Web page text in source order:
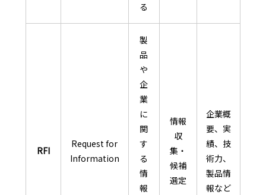
る
RFI
Request for
Information
製
品
や
企
業
に
関
す
る
情
報
情報
収
集・
候補
選定
企業概
要、実
績、技
術力、
製品情
報など